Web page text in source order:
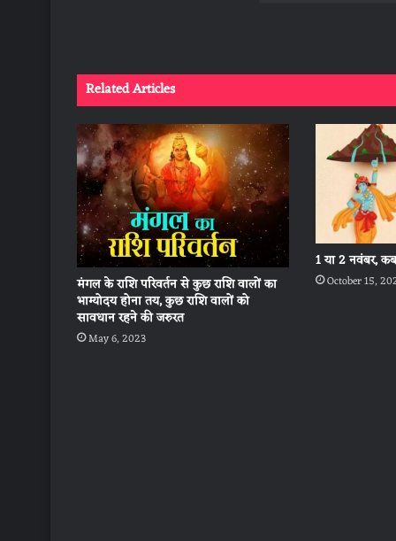
Related Articles
मंगल के राशि परिवर्तन से कुछ राशि वालों का
भाग्योदय होना तय, कुछ राशि वालों को
सावधान रहने की जरुरत
May 6, 2023
1 या 2 नवंबर,
October 15,